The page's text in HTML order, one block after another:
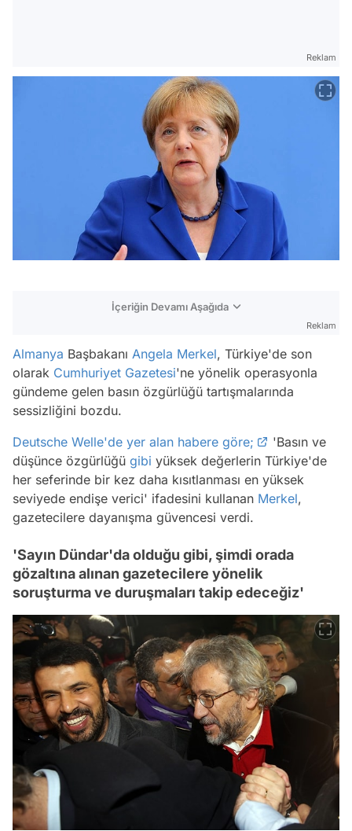
Reklam
İçeriğin Devamı Aşağıda
Reklam
Almanya Başbakanı Angela Merkel, Türkiye'de son
olarak Cumhuriyet Gazetesi'ne yönelik operasyonla
gündeme gelen basın özgürlüğü tartışmalarında
sessizliğini bozdu.
Deutsche Welle'de yer alan habere göre;
'Basın ve
düşünce özgürlüğü gibi yüksek değerlerin Türkiye'de
her seferinde bir kez daha kısıtlanması en yüksek
seviyede endişe verici' ifadesini kullanan Merkel,
gazetecilere dayanışma güvencesi verdi.
'Sayın Dündar'da olduğu gibi, şimdi orada
gözaltına alınan gazetecilere yönelik
soruşturma ve duruşmaları takip edeceğiz'